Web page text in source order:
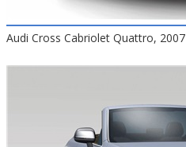
Audi Cross Cabriolet Quattro, 2007